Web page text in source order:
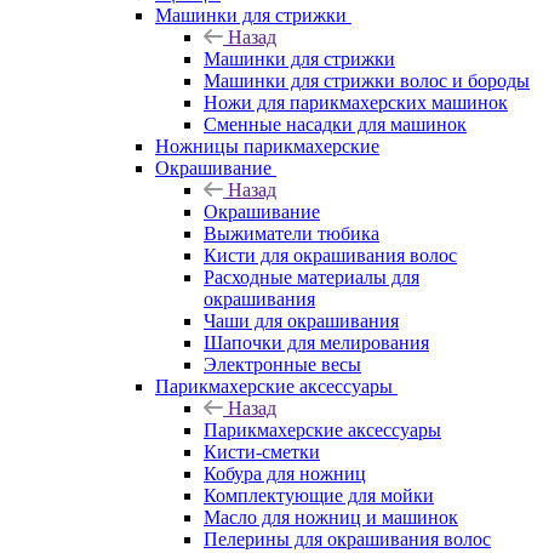
Машинки для стрижки
Назад
Машинки для стрижки
Машинки для стрижки волос и бороды
Ножи для парикмахерских машинок
Сменные насадки для машинок
Ножницы парикмахерские
Окрашивание
Назад
Окрашивание
Выжиматели тюбика
Кисти для окрашивания волос
Расходные материалы для
окрашивания
Чаши для окрашивания
Шапочки для мелирования
Электронные весы
Парикмахерские аксессуары
Назад
Парикмахерские аксессуары
Кисти-сметки
Кобура для ножниц
Комплектующие для мойки
Масло для ножниц и машинок
Пелерины для окрашивания волос